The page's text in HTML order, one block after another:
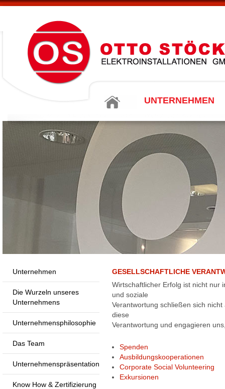
UNTERNEHMEN
Unternehmen
Die Wurzeln unseres
Unternehmens
Unternehmensphilosophie
Das Team
Unternehmenspräsentation
Know How & Zertifizierung
GESELLSCHAFTLICHE
Wirtschaftlicher Erfolg ist nicht nur
und soziale
Verantwortung schließen sich
diese
Verantwortung und engagieren
Spenden
Ausbildungskooperationen
Corporate Social Volunteering
Exkursionen